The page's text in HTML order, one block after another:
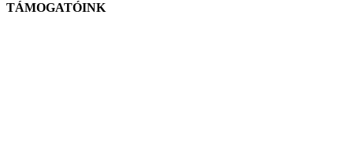
TÁMOGATÓINK